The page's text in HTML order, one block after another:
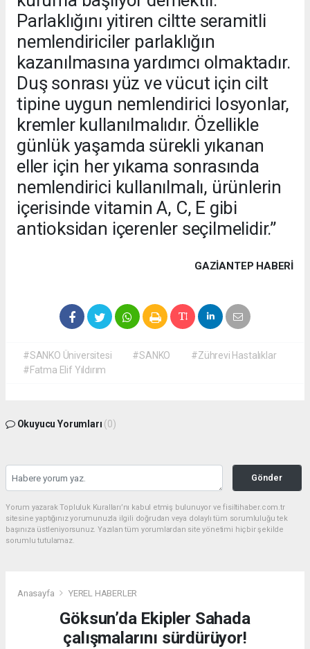
Parlaklığını yitiren ciltte seramitli
nemlendiriciler parlaklığın
kazanılmasına yardımcı olmaktadır.
Duş sonrası yüz ve vücut için cilt
tipine uygun nemlendirici losyonlar,
kremler kullanılmalıdır. Özellikle
günlük yaşamda sürekli yıkanan
eller için her yıkama sonrasında
nemlendirici kullanılmalı, ürünlerin
içerisinde vitamin A, C, E gibi
antioksidan içerenler seçilmelidir.”
GAZIANTEP HABERİ
#SANKO Üniversitesi #SANKO
#Zührevi Hastalıklar
#Fatma Elif Yıldırım
Okuyucu Yorumları (0)
Gönder
Yorum yazarak Topluluk Kuralları’nı kabul etmiş bulunuyor ve fisiltihaber.com.tr
sitesine yaptığınız yorumunuzla ilgili doğrudan veya dolaylı tüm sorumluluğu tek
başınıza üstleniyorsunuz. Yazılan tüm yorumlardan site yönetimi hiçbir şekilde
sorumlu tutulamaz.
Anasayfa YEREL HABERLER
Göksun’da Ekipler Sahada
çalışmalarını sürdürüyor!